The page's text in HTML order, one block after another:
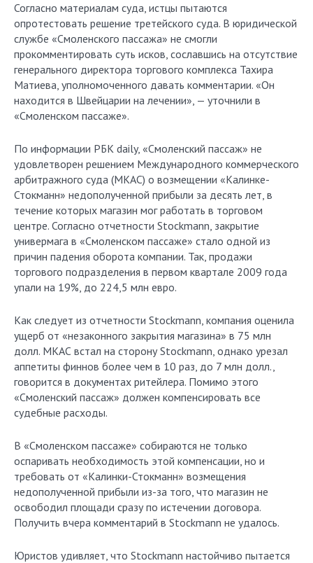
Согласно материалам суда, истцы пытаются
опротестовать решение третейского суда. В юридической
службе «Смоленского пассажа» не смогли
прокомментировать суть исков, сославшись на отсутствие
генерального директора торгового комплекса Тахира
Матиева, уполномоченного давать комментарии. «Он
находится в Швейцарии на лечении», — уточнили в
«Смоленском пассаже».
По информации РБК daily, «Смоленский пассаж» не
удовлетворен решением Международного коммерческого
арбитражного суда (МКАС) о возмещении «Калинке-
Стокманн» недополученной прибыли за десять лет, в
течение которых магазин мог работать в торговом
центре. Согласно отчетности Stockmann, закрытие
универмага в «Смоленском пассаже» стало одной из
причин падения оборота компании. Так, продажи
торгового подразделения в первом квартале 2009 года
упали на 19%, до 224,5 млн евро.
Как следует из отчетности Stockmann, компания оценила
ущерб от «незаконного закрытия магазина» в 75 млн
долл. МКАС встал на сторону Stockmann, однако урезал
аппетиты финнов более чем в 10 раз, до 7 млн долл.,
говорится в документах ритейлера. Помимо этого
«Смоленский пассаж» должен компенсировать все
судебные расходы.
В «Смоленском пассаже» собираются не только
оспаривать необходимость этой компенсации, но и
требовать от «Калинки-Стокманн» возмещения
недополученной прибыли из-за того, что магазин не
освободил площади сразу по истечении договора.
Получить вчера комментарий в Stockmann не удалось.
Юристов удивляет, что Stock­mann настойчиво пытается